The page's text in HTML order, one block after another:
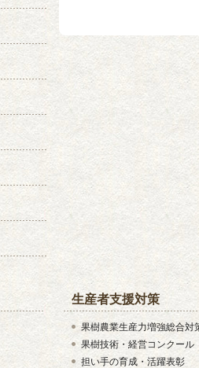
生産者支援対策
果樹農業生産力増強総合対
果樹技術・経営コンクール
担い手の育成・活躍表彰